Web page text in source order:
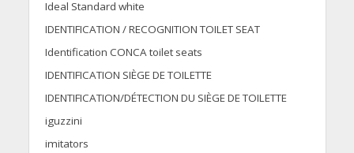
Ideal Standard white
IDENTIFICATION / RECOGNITION TOILET SEAT
Identification CONCA toilet seats
IDENTIFICATION SIÈGE DE TOILETTE
IDENTIFICATION/DÉTECTION DU SIÈGE DE TOILETTE
iguzzini
imitators